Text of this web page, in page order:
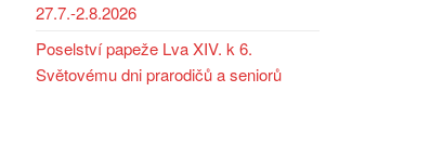
27.7.-2.8.2026
Poselství papeže Lva XIV. k 6.
Světovému dni prarodičů a seniorů